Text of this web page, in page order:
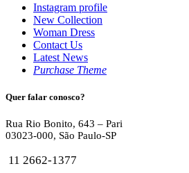
Instagram profile
New Collection
Woman Dress
Contact Us
Latest News
Purchase Theme
Quer falar conosco?
Rua Rio Bonito, 643 – Pari
03023-000, São Paulo-SP
11 2662-1377